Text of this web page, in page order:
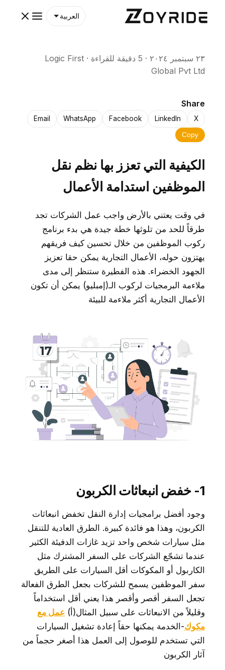
العربية
٢٣ سبتمبر ٢٠٢٤ · 5 دقيقة للقراءة ·
Logic First
Global Pvt Ltd
Share
X
LinkedIn
Facebook
WhatsApp
Email
Copy
الكيفية التي تعزز بها نظم نقل
الموظفين استدامة الأعمال
في وقت يعتني بالأرض واجب عمل الشركات تجد
طرقاً للحد من تلوثها خطة جيدة هي بدء برنامج
ركوب الموظفين من خلال تحسين كيف فريقهم
يهتزون حوله، الأعمال التجارية يمكن حقا تعزيز
الجهود الخضراء. هذه الفطيرة ستنظر إلى مدى
ملاءمة البرمجيات لركوب الـ(إمبليو) يمكن أن تكون
الأعمال التجارية أكثر ملاءمة للبيئة
1- خفض انبعاثات الكربون
وجود أفضل برامجيات إدارة النقل تخفض انبعاثات
الكربون، وهذا هو فائدة كبيرة. الطرق العادية للتنقل
مثل سيارات شخص واحد تزيد غازات الدفيئة الكثير
عندما تشجّع الشركات على السفر المشترك مثل
الكاربول أو المكوكات أقل السيارات على الطريق
سفر الموظفين يسمح للشركات بجعل الطرق الفعالة
تجعل السفر أقصر وأقصر هذا يعني أقل استخداماً
وقليلاً من الانبعاثات على سبيل المثال(أ) عمل مع
مكوك-الخدمة يمكنها حقاً إعادة تشغيل السيارات
التي تستخدم للوصول إلى العمل هذا أصغر حجماً من
آثار الكربون